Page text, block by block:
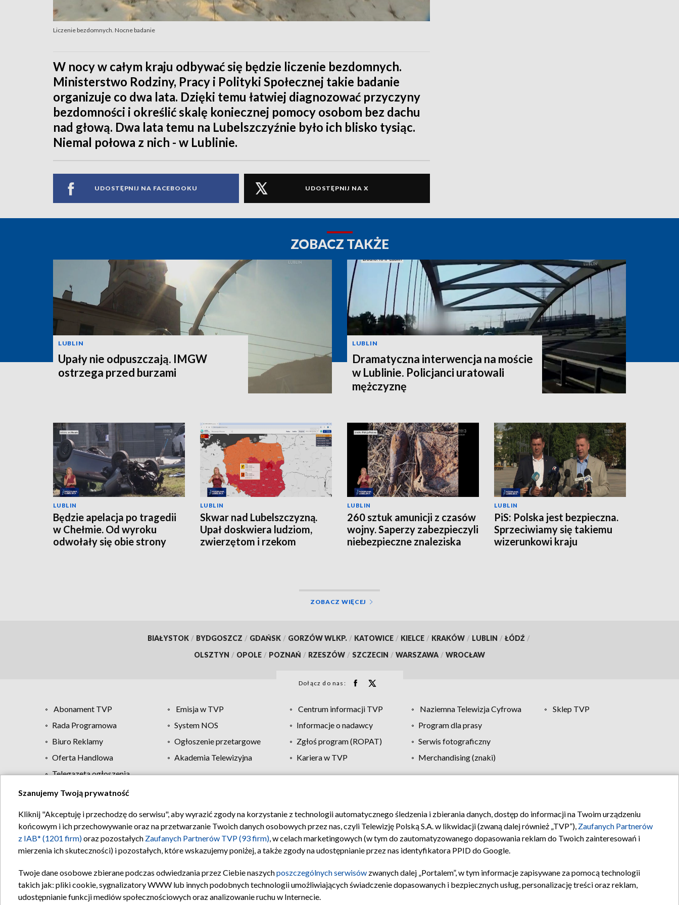
Liczenie bezdomnych. Nocne badanie
W nocy w całym kraju odbywać się będzie liczenie bezdomnych.
Ministerstwo Rodziny, Pracy i Polityki Społecznej takie badanie
organizuje co dwa lata. Dzięki temu łatwiej diagnozować przyczyny
bezdomności i określić skalę koniecznej pomocy osobom bez dachu
nad głową. Dwa lata temu na Lubelszczyźnie było ich blisko tysiąc.
Niemal połowa z nich - w Lublinie.
UDOSTĘPNIJ NA FACEBOOKU UDOSTĘPNIJ NA X
ZOBACZ TAKŻE
LUBLIN
Upały nie odpuszczają. IMGW
ostrzega przed burzami
LUBLIN
Dramatyczna interwencja na moście
w Lublinie. Policjanci uratowali
mężczyznę
LUBLIN
Będzie apelacja po tragedii
w Chełmie. Od wyroku
odwołały się obie strony
LUBLIN
Skwar nad Lubelszczyzną.
Upał doskwiera ludziom,
zwierzętom i rzekom
LUBLIN
260 sztuk amunicji z czasów
wojny. Saperzy zabezpieczyli
niebezpieczne znaleziska
LUBLIN
PiS: Polska jest bezpieczna.
Sprzeciwiamy się takiemu
wizerunkowi kraju
ZOBACZ WIĘCEJ
BIAŁYSTOK / BYDGOSZCZ / GDAŃSK / GORZÓW WLKP. / KATOWICE / KIELCE / KRAKÓW / LUBLIN / ŁÓDŹ /
OLSZTYN / OPOLE / POZNAŃ / RZESZÓW / SZCZECIN / WARSZAWA / WROCŁAW
Dołącz do nas:
Abonament TVP Emisja w TVP Centrum informacji TVP Naziemna Telewizja Cyfrowa
Sklep TVP
Rada Programowa
System NOS Informacje o nadawcy
Program dla prasy
Biuro Reklamy
Ogłoszenie przetargowe Zgłoś program (ROPAT)
Serwis fotograficzny
Oferta Handlowa
Akademia Telewizyjna Kariera w TVP
Merchandising (znaki)
Telegazeta ogłoszenia
Regulamin TVP Polityka prywatności Moje zgody Pomoc Biuro reklamy Kontakt
Szanujemy Twoją prywatność
Kliknij "Akceptuję i przechodzę do serwisu", aby wyrazić zgody na korzystanie z technologii automatycznego śledzenia i zbierania danych, dostęp do informacji na Twoim urządzeniu
końcowym i ich przechowywanie oraz na przetwarzanie Twoich danych osobowych przez nas, czyli Telewizję Polską S.A. w likwidacji (zwaną dalej również „TVP”), Zaufanych Partnerów
z IAB* (1201 firm)oraz pozostałych Zaufanych Partnerów TVP (93 firm), w celach marketingowych (w tym do zautomatyzowanego dopasowania reklam do Twoich zainteresowań i
mierzenia ich skuteczności) i pozostałych, które wskazujemy poniżej, a także zgody na udostępnianie przez nas identyfikatora PPID do Google.
Twoje dane osobowe zbierane podczas odwiedzania przez Ciebie naszychposzczególnych serwisów zwanych dalej „Portalem”, w tym informacje zapisywane za pomocą technologii
takich jak: pliki cookie, sygnalizatory WWW lub innych podobnych technologii umożliwiających świadczenie dopasowanych i bezpiecznych usług, personalizację treści oraz reklam,
udostępnianie funkcji mediów społecznościowych oraz analizowanie ruchu w Internecie.